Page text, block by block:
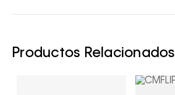
Productos Relacionados